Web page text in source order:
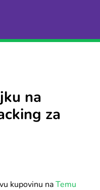
na
za
kupovinu naTemu